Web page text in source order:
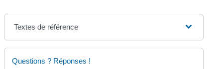
Textes de référence
Questions ? Réponses !